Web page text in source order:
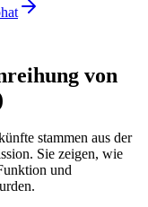
von
stammen aus der
Sie zeigen, wie
und